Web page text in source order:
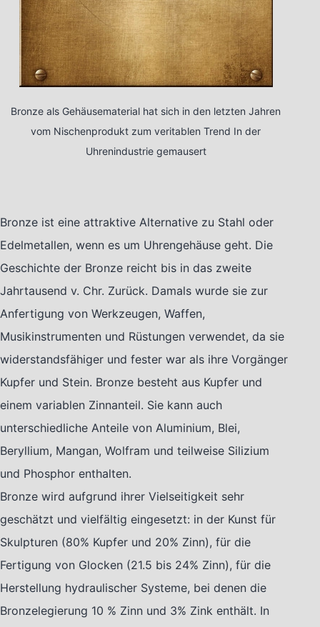
Bronze als Gehäusematerial hat sich in den letzten Jahren
vom Nischenprodukt zum veritablen Trend In der
Uhrenindustrie gemausert
Bronze ist eine attraktive Alternative zu Stahl oder
Edelmetallen, wenn es um Uhrengehäuse geht. Die
Geschichte der Bronze reicht bis in das zweite
Jahrtausend v. Chr. Zurück. Damals wurde sie zur
Anfertigung von Werkzeugen, Waffen,
Musikinstrumenten und Rüstungen verwendet, da sie
widerstandsfähiger und fester war als ihre Vorgänger
Kupfer und Stein. Bronze besteht aus Kupfer und
einem variablen Zinnanteil. Sie kann auch
unterschiedliche Anteile von Aluminium, Blei,
Beryllium, Mangan, Wolfram und teilweise Silizium
und Phosphor enthalten.
Bronze wird aufgrund ihrer Vielseitigkeit sehr
geschätzt und vielfältig eingesetzt: in der Kunst für
Skulpturen (80% Kupfer und 20% Zinn), für die
Fertigung von Glocken (21.5 bis 24% Zinn), für die
Herstellung hydraulischer Systeme, bei denen die
Bronzelegierung 10 % Zinn und 3% Zink enthält. In